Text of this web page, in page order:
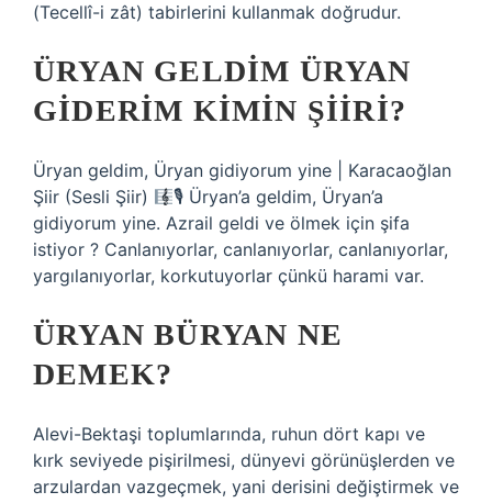
(Tecellî-i zât) tabirlerini kullanmak doğrudur.
ÜRYAN GELDIM ÜRYAN
GIDERIM KIMIN ŞIIRI?
Üryan geldim, Üryan gidiyorum yine | Karacaoğlan
Şiir (Sesli Şiir)
🎙 Üryan’a geldim, Üryan’a
gidiyorum yine. Azrail geldi ve ölmek için şifa
istiyor ? Canlanıyorlar, canlanıyorlar, canlanıyorlar,
yargılanıyorlar, korkutuyorlar çünkü harami var.
ÜRYAN BÜRYAN NE
DEMEK?
Alevi-Bektaşi toplumlarında, ruhun dört kapı ve
kırk seviyede pişirilmesi, dünyevi görünüşlerden ve
arzulardan vazgeçmek, yani derisini değiştirmek ve